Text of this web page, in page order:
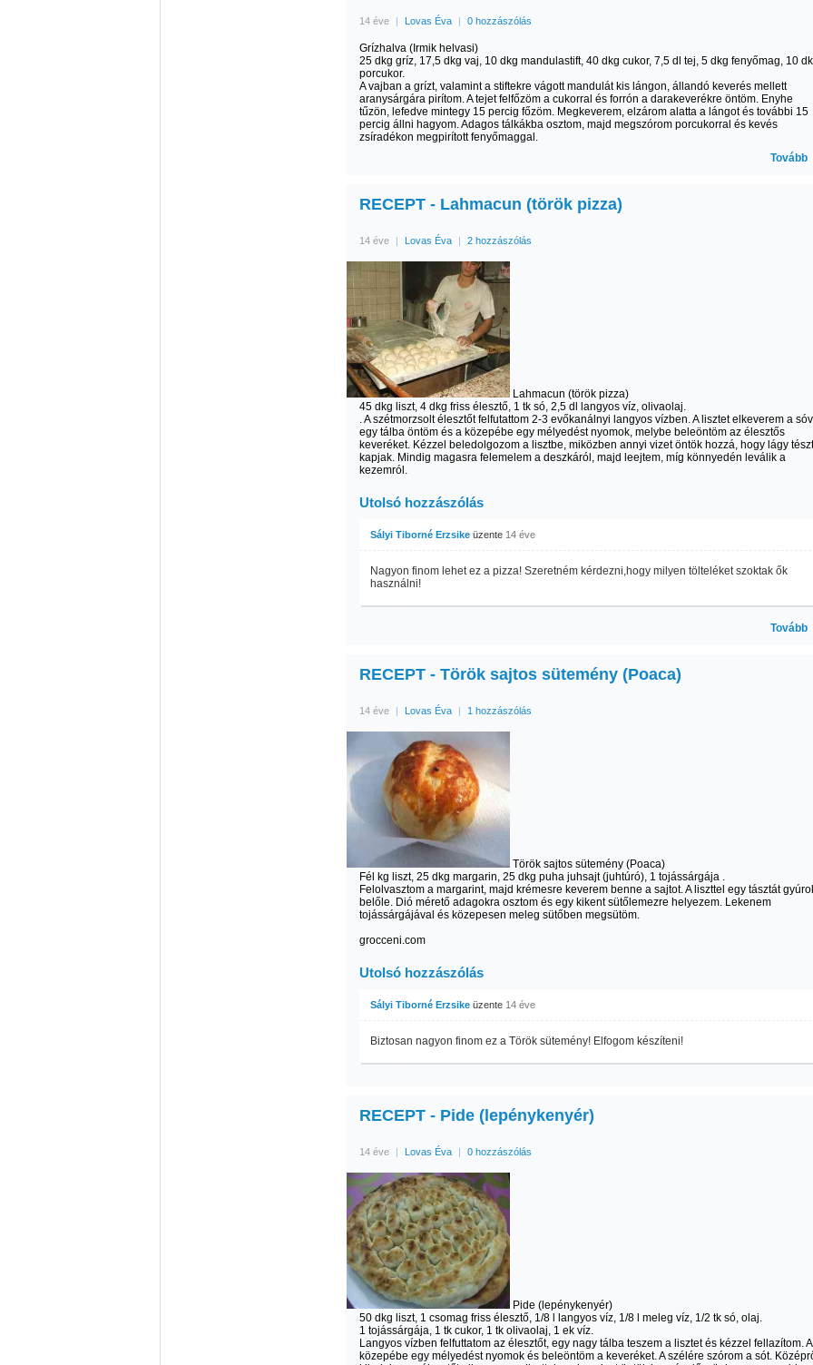
14 éve | Lovas Éva | 0 hozzászólás
Grízhalva (Irmik helvasi)
25 dkg gríz, 17,5 dkg vaj, 10 dkg mandulastift, 40 dkg cukor, 7,5 dl tej, 5 dkg fenyőmag, 10
porcukor.
A vajban a grízt, valamint a stiftekre vágott mandulát kis lángon, állandó keverés mellett
aranysárgára pirítom. A tejet felfőzöm a cukorral és forrón a darakeverékre öntöm. Enyhe
tűzön, lefedve mintegy 15 percig főzöm. Megkeverem, elzárom alatta a lángot és további 15
percig állni hagyom. Adagos tálkákba osztom, majd megszórom porcukorral és kevés
zsíradékon megpirított fenyőmaggal.
Tovább
RECEPT - Lahmacun (török pizza)
14 éve | Lovas Éva | 2 hozzászólás
Lahmacun (török pizza)
45 dkg liszt, 4 dkg friss élesztő, 1 tk só, 2,5 dl langyos víz, olivaolaj.
. A szétmorzsolt élesztőt felfutattom 2-3 evőkanálnyi langyos vízben. A lisztet elkeverem a
egy tálba öntöm és a közepébe egy mélyedést nyomok, melybe beleöntöm az élesztős
keveréket. Kézzel beledolgozom a lisztbe, miközben annyi vizet öntök hozzá, hogy lágy
kapjak. Mindig magasra felemelem a deszkáról, majd leejtem, míg könnyedén leválik a
kezemról.
Utolsó hozzászólás
Sályi Tiborné Erzsike üzente 14 éve
Nagyon finom lehet ez a pizza! Szeretném kérdezni,hogy milyen tölteléket szoktak ők
használni!
Tovább
RECEPT - Török sajtos sütemény (Poaca)
14 éve | Lovas Éva | 1 hozzászólás
Török sajtos sütemény (Poaca)
Fél kg liszt, 25 dkg margarin, 25 dkg puha juhsajt (juhtúró), 1 tojássárgája .
Felolvasztom a margarint, majd krémesre keverem benne a sajtot. A liszttel egy tásztát
belőle. Dió mérető adagokra osztom és egy kikent sütőlemezre helyezem. Lekenem
tojássárgájával és közepesen meleg sütőben megsütöm.
grocceni.com
Utolsó hozzászólás
Sályi Tiborné Erzsike üzente 14 éve
Biztosan nagyon finom ez a Török sütemény! Elfogom készíteni!
RECEPT - Pide (lepénykenyér)
14 éve | Lovas Éva | 0 hozzászólás
Pide (lepénykenyér)
50 dkg liszt, 1 csomag friss élesztő, 1/8 l langyos víz, 1/8 l meleg víz, 1/2 tk só, olaj.
1 tojássárgája, 1 tk cukor, 1 tk olivaolaj, 1 ek víz.
Langyos vízben felfuttatom az élesztőt, egy nagy tálba teszem a lisztet és kézzel fellazítom. A
közepébe egy mélyedést nyomok és beleöntöm a keveréket. A szélére szórom a sót.